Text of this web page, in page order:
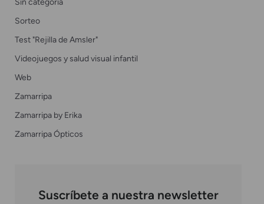
Sorteo
Test "Rejilla de Amsler"
Videojuegos y salud visual infantil
Web
Zamarripa
Zamarripa by Erika
Zamarripa Ópticos
Suscríbete a nuestra newsletter